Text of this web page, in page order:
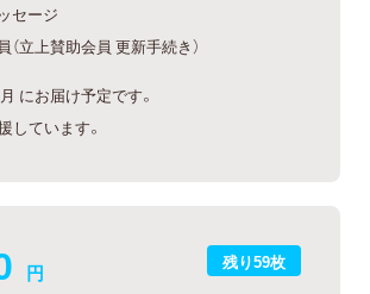
セージ
（立上賛助会員 更新手続き）
にお届け予定です。
しています。
残り59枚
円